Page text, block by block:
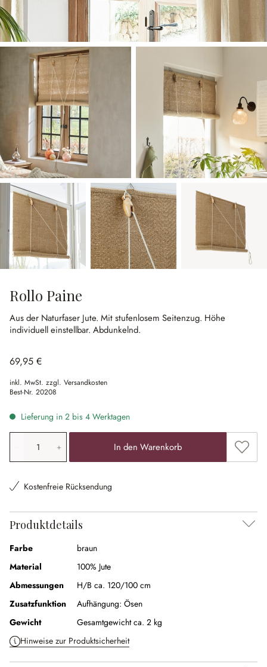
Rollo Paine
Aus der Naturfaser Jute. Mit stufenlosem Seitenzug. Höhe
individuell einstellbar. Abdunkelnd.
69,95 €
inkl. MwSt. zzgl. Versandkosten
Best-Nr. 20208
Lieferung in 2 bis 4 Werktagen
Produkt Anzahl: Gib den gewünschten Wert ein oder
In den Warenkorb Zum
Kostenfreie Rücksendung
Produktdetails
Farbe
braun
Material
100% Jute
Abmessungen
H/B ca. 120/100 cm
Zusatzfunktion
Aufhängung: Ösen
Gewicht
Gesamtgewicht ca. 2 kg
Hinweise zur Produktsicherheit